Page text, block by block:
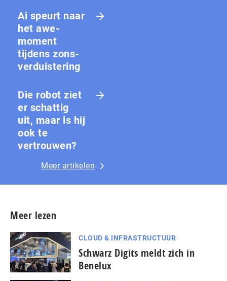
Ai speurt naar
het awe-
moment
tijdens zons­
ver­duis­te­ring
Die robot ziet
er schattig
uit, maar is hij
ook te
vertrouwen?
Meer artikelen
Meer lezen
CLOUD & INFRASTRUCTUUR
Schwarz Digits meldt zich in
Benelux